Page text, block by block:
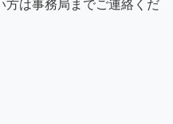
方は事務局までご連絡くだ